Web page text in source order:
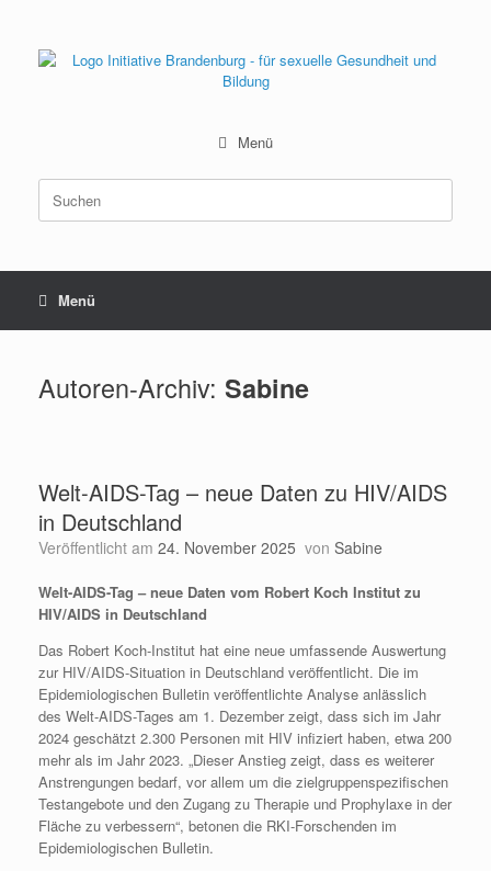
springen
Menü
Suchen
nach:
Menü
Autoren-Archiv: Sabine
Welt-AIDS-Tag – neue Daten zu HIV/AIDS
in Deutschland
Veröffentlicht am 24. November 2025 von Sabine
Welt-AIDS-Tag – neue Daten vom Robert Koch Institut zu
HIV/AIDS in Deutschland
Das Robert Koch-Institut hat eine neue umfassende Auswertung
zur HIV/AIDS-Situation in Deutschland veröffentlicht. Die im
Epidemio­logischen Bulletin veröffentlichte Analyse anlässlich
des Welt-AIDS-Tages am 1. Dezember zeigt, dass sich im Jahr
2024 geschätzt 2.300 Personen mit HIV infiziert haben, etwa 200
mehr als im Jahr 2023. „Dieser Anstieg zeigt, dass es weiterer
An­stren­gungen bedarf, vor allem um die zielgruppenspezifischen
Testangebote und den Zugang zu Therapie und Prophylaxe in der
Fläche zu verbessern“, betonen die RKI-Forschenden im
Epidemiologischen Bulletin.